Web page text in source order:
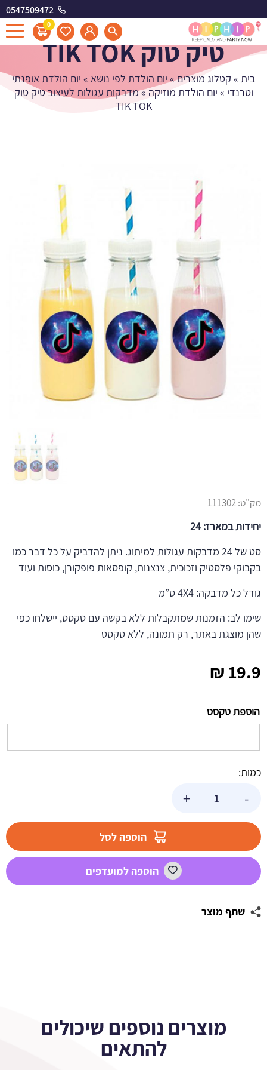
0547509472
0
מדבקות עגולות לעיצוב
טיק טוק TIK TOK
בית » קטלוג מוצרים»יום הולדת לפי נושא » יום הולדת אופנתי
וטרנדי » יום הולדת מוזיקה»מדבקות עגולות לעיצוב טיק טוק
TIK TOK
19.9
₪
הוספת טקסט
כמות:
-
טיק
TIK
+
הוספה לסל
הוספה למועדפים
שתף מוצר
מק"ט:111302
יחידות במארז: 24
סט של 24 מדבקות עגולות למיתוג. ניתן להדביק על כל דבר כמו
בקבוקי פלסטיק וזכוכית, צנצנות, קופסאות פופקורן, כוסות ועוד
גודל כל מדבקה: 4X4 ס”מ
שימו לב: הזמנות שמתקבלות ללא בקשה עם טקסט, יישלחו כפי
שהן מוצגת באתר, רק תמונה, ללא טקסט
מוצרים נוספים שיכולים
להתאים